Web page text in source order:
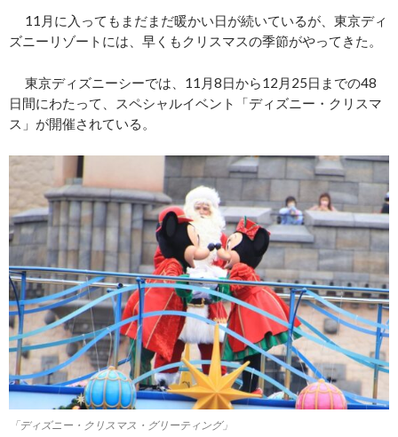
11月に入ってもまだまだ暖かい日が続いているが、東京ディ
ズニーリゾートには、早くもクリスマスの季節がやってきた。
東京ディズニーシーでは、11月8日から12月25日までの48
日間にわたって、スペシャルイベント「ディズニー・クリスマ
ス」が開催されている。
「ディズニー・クリスマス・グリーティング」